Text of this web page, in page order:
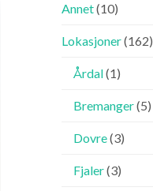
Annet(10)
Lokasjoner(162)
Årdal(1)
Bremanger(5)
Dovre(3)
Fjaler(3)